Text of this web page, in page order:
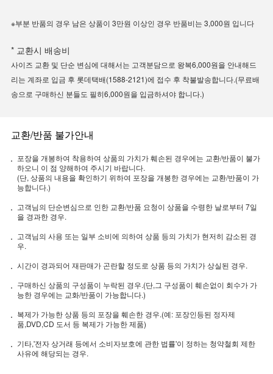
※부분 반품의 경우 남은 상품이 3만원 이상인 경우 반품비는 3,000원 입니다
* 교환시 배송비
사이즈 교환 및 단순 변심에 대해서는 고객분담으로 왕복6,000원을 안내해드
리는 계좌로 입금 후 롯데택배(1588-2121)에 접수 후 착불발송합니다.(무료배
송으로 구매하신 분들도 필히6,000원을 입금하셔야 합니다.)
교환/반품 불가안내
포장을 개봉하여 착용하여 상품의 가치가 훼손된 경우에는 교환/반품이 불가
하오니 이 점 양해하여 주시기 바랍니다.
(단, 상품의 내용을 확인하기 위하여 포장을 개봉한 경우에는 교환/반품이 가
능합니다.)
고객님의 단순변심으로 인한 교환/반품 요청이 상품을 수령한 날로부터 7일
을 경과한 경우.
고객님의 사용 또는 일부 소비에 의하여 상품 등의 가치가 현저히 감소된 경
우.
시간이 경과되어 재판매가 곤란할 정도로 상품 등의 가치가 상실된 경우.
구매하신 상품의 구성품이 누락된 경우.(단,그 구성품이 훼손없이 회수가 가
능한 경우에는 교화/반품이 가능합니다.)
복제가 가능한 상품 등의 포장을 훼손한 경우.(예: 포장인등된 정자제
품,DVD,CD 도서 등 복제가 가능한 제품)
기타,'전자 상거래 등에서 소비자보호에 관한 법률'이 정하는 청약철회 제한
사유에 해당되는 경우.